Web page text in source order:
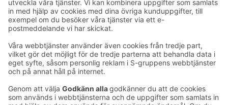
Ta kontakt
Kontaktuppgifter till hotellen
Feedback
Ge feedback
Sokos Hotels nyhetsbrev
nyhetsbrev
Du får Sokos Hotellens senaste
Utmärkelser och certifikat